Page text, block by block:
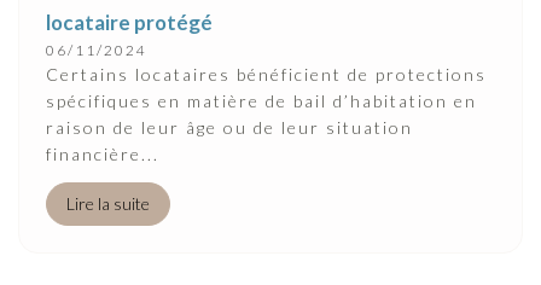
locataire protégé
06/11/2024
Certains locataires bénéficient de protections
spécifiques en matière de bail d’habitation en
raison de leur âge ou de leur situation
financière...
Lire la suite